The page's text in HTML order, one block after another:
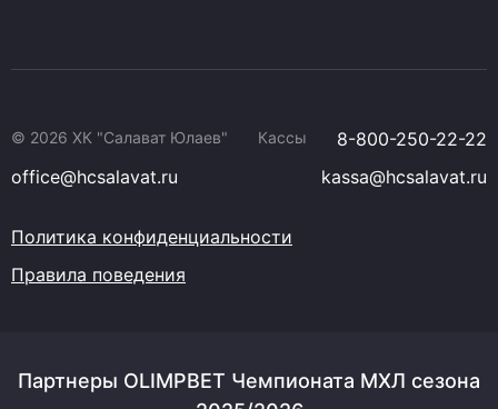
© 2026 ХК "Салават Юлаев" Кассы
8-800-250-22-22
office@hcsalavat.ru
kassa@hcsalavat.ru
Политика конфиденциальности
Правила поведения
Партнеры OLIMPBET Чемпионата МХЛ сезона